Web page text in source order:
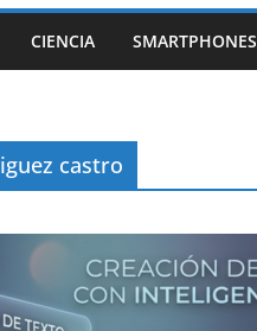
una app
una
CIENCIA SMARTPHONES
castro